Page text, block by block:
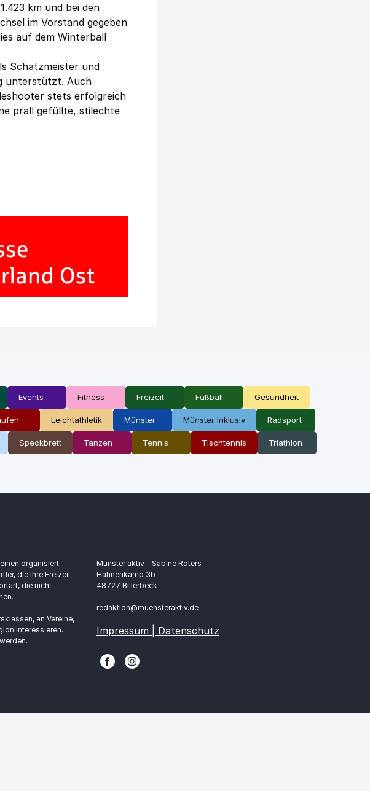
km und bei den
im Vorstand gegeben
auf dem Winterball
Schatzmeister und
unterstützt. Auch
stets erfolgreich
prall gefüllte, stilechte
Events Fitness Freizeit Fußball Gesundheit
Leichtathletik Münster Münster Inklusiv Radsport
Speckbrett Tanzen Tennis Tischtennis Triathlon
organisiert.
die ihre Freizeit
die nicht
an Vereine,
interessieren.
Münster aktiv – Sabine Roters
Hahnenkamp 3b
48727 Billerbeck
redaktion@muensteraktiv.de
Impressum | Datenschutz